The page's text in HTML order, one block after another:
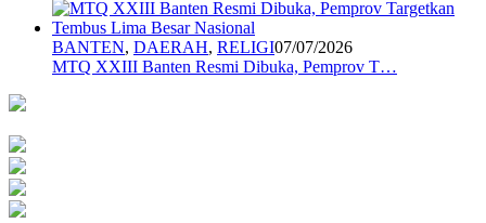
BANTEN, DAERAH, RELIGI07/07/2026
MTQ XXIII Banten Resmi Dibuka, Pemprov T…